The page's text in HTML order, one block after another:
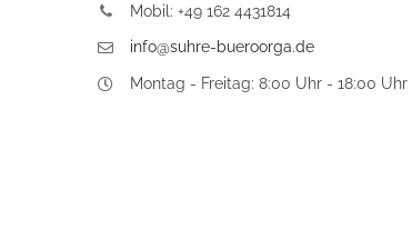
Mobil: +49 162 4431814
info@suhre-bueroorga.de
Montag - Freitag: 8:00 Uhr - 18:00 Uhr